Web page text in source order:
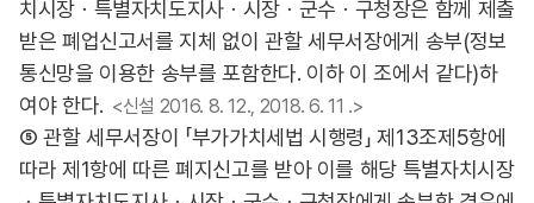
치시장ㆍ특별자치도지사ㆍ시장ㆍ군수ㆍ구청장은 함께 제출
받은 폐업신고서를 지체 없이 관할 세무서장에게 송부(정보
통신망을 이용한 송부를 포함한다. 이하 이 조에서 같다)하
여야 한다. <신설 2016. 8. 12., 2018. 6. 11 .>
⑤ 관할 세무서장이 「부가가치세법 시행령」 제13조제5항에
따라 제1항에 따른 폐지신고를 받아 이를 해당 특별자치시장